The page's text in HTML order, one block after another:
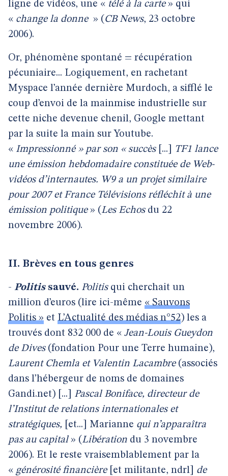
ligne de vidéos, une « télé à la carte» qui
« change la donne » ( CB News, 23 octobre
2006).
Or, phénomène spontané = récupération
pécuniaire... Logiquement, en rachetant
Myspace l’année dernière Murdoch, a sifflé le
coup d’envoi de la mainmise industrielle sur
cette niche devenue chenil, Google mettant
par la suite la main sur Youtube.
« Impressionné » par son « succès[...] TF1 lance
une émission hebdomadaire constituée de Web-
vidéos d’internautes. W9 a un projet similaire
pour 2007 et France Télévisions réfléchit à une
émission politique» (Les Echosdu 22
novembre 2006).
II. Brèves en tous genres
- Politis sauvé. Politis qui cherchait un
million d’euros (lire ici-même « Sauvons
Politis » et L’Actualité des médias n°52) les a
trouvés dont 832 000 de « Jean-Louis Gueydon
de Dives(fondation Pour une Terre humaine),
Laurent Chemla et Valentin Lacambre(associés
dans l’hébergeur de noms de domaines
Gandi.net) [...] Pascal Boniface, directeur de
l’Institut de relations internationales et
stratégiques, [et...] Marianne qui n’apparaîtra
pas au capital» (Libération du 3 novembre
2006). Et le reste vraisemblablement par la
« générosité financière[et militante, ndrl] de